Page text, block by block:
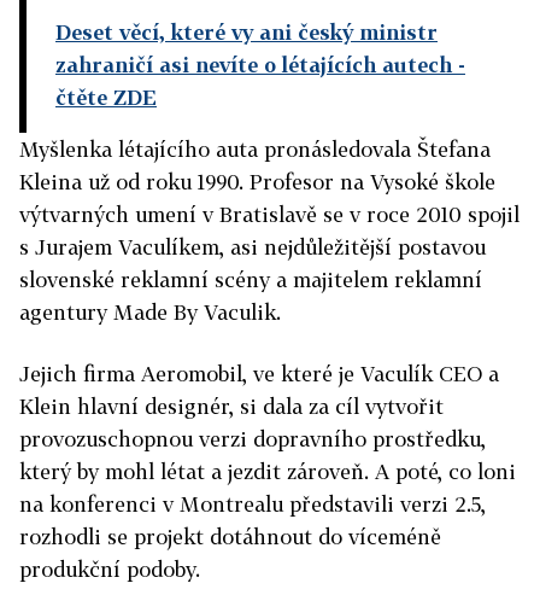
Deset věcí, které vy ani český ministr
zahraničí asi nevíte o létajících autech -
čtěte ZDE
Myšlenka létajícího auta pronásledovala Štefana
Kleina už od roku 1990. Profesor na Vysoké škole
výtvarných umení v Bratislavě se v roce 2010 spojil
s Jurajem Vaculíkem, asi nejdůležitější postavou
slovenské reklamní scény a majitelem reklamní
agentury Made By Vaculik.
Jejich firma Aeromobil, ve které je Vaculík CEO a
Klein hlavní designér, si dala za cíl vytvořit
provozuschopnou verzi dopravního prostředku,
který by mohl létat a jezdit zároveň. A poté, co loni
na konferenci v Montrealu představili verzi 2.5,
rozhodli se projekt dotáhnout do víceméně
produkční podoby.